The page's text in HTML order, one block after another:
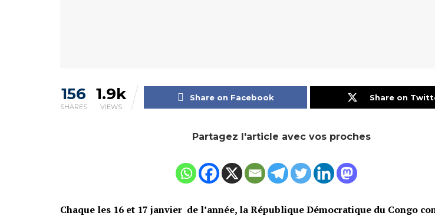
156
SHARES
1.9k
VIEWS
Share on Facebook Share on
Partagez l'article avec vos proches
Chaque les 16 et 17 janvier de l’année, la République Démocratique du Congo